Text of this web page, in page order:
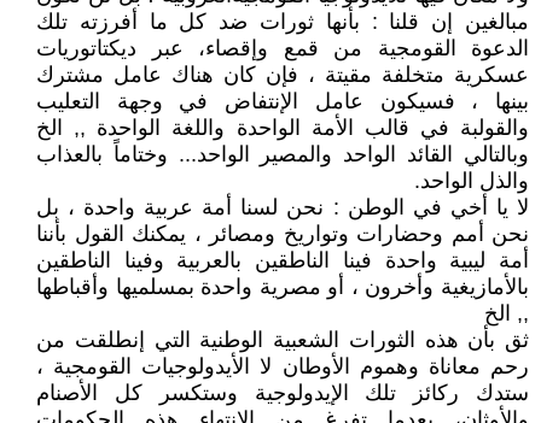
مبالغين إن قلنا : بأنها ثورات ضد كل ما أفرزته تلك
الدعوة القومجية من قمع وإقصاء، عبر ديكتاتوريات
عسكرية متخلفة مقيتة ، فإن كان هناك عامل مشترك
بينها ، فسيكون عامل الإنتفاض في وجهة التعليب
والقولبة في قالب الأمة الواحدة واللغة الواحدة ,, الخ
وبالتالي القائد الواحد والمصير الواحد... وختاماً بالعذاب
والذل الواحد.
لا يا أخي في الوطن : نحن لسنا أمة عربية واحدة ، بل
نحن أمم وحضارات وتواريخ ومصائر ، يمكنك القول بأننا
أمة ليبية واحدة فينا الناطقين بالعربية وفينا الناطقين
بالأمازيغية وأخرون ، أو مصرية واحدة بمسلميها وأقباطها
,, الخ
ثق بأن هذه الثورات الشعبية الوطنية التي إنطلقت من
رحم معاناة وهموم الأوطان لا الأيدولوجيات القومجية ،
ستدك ركائز تلك الإيدولوجية وستكسر كل الأصنام